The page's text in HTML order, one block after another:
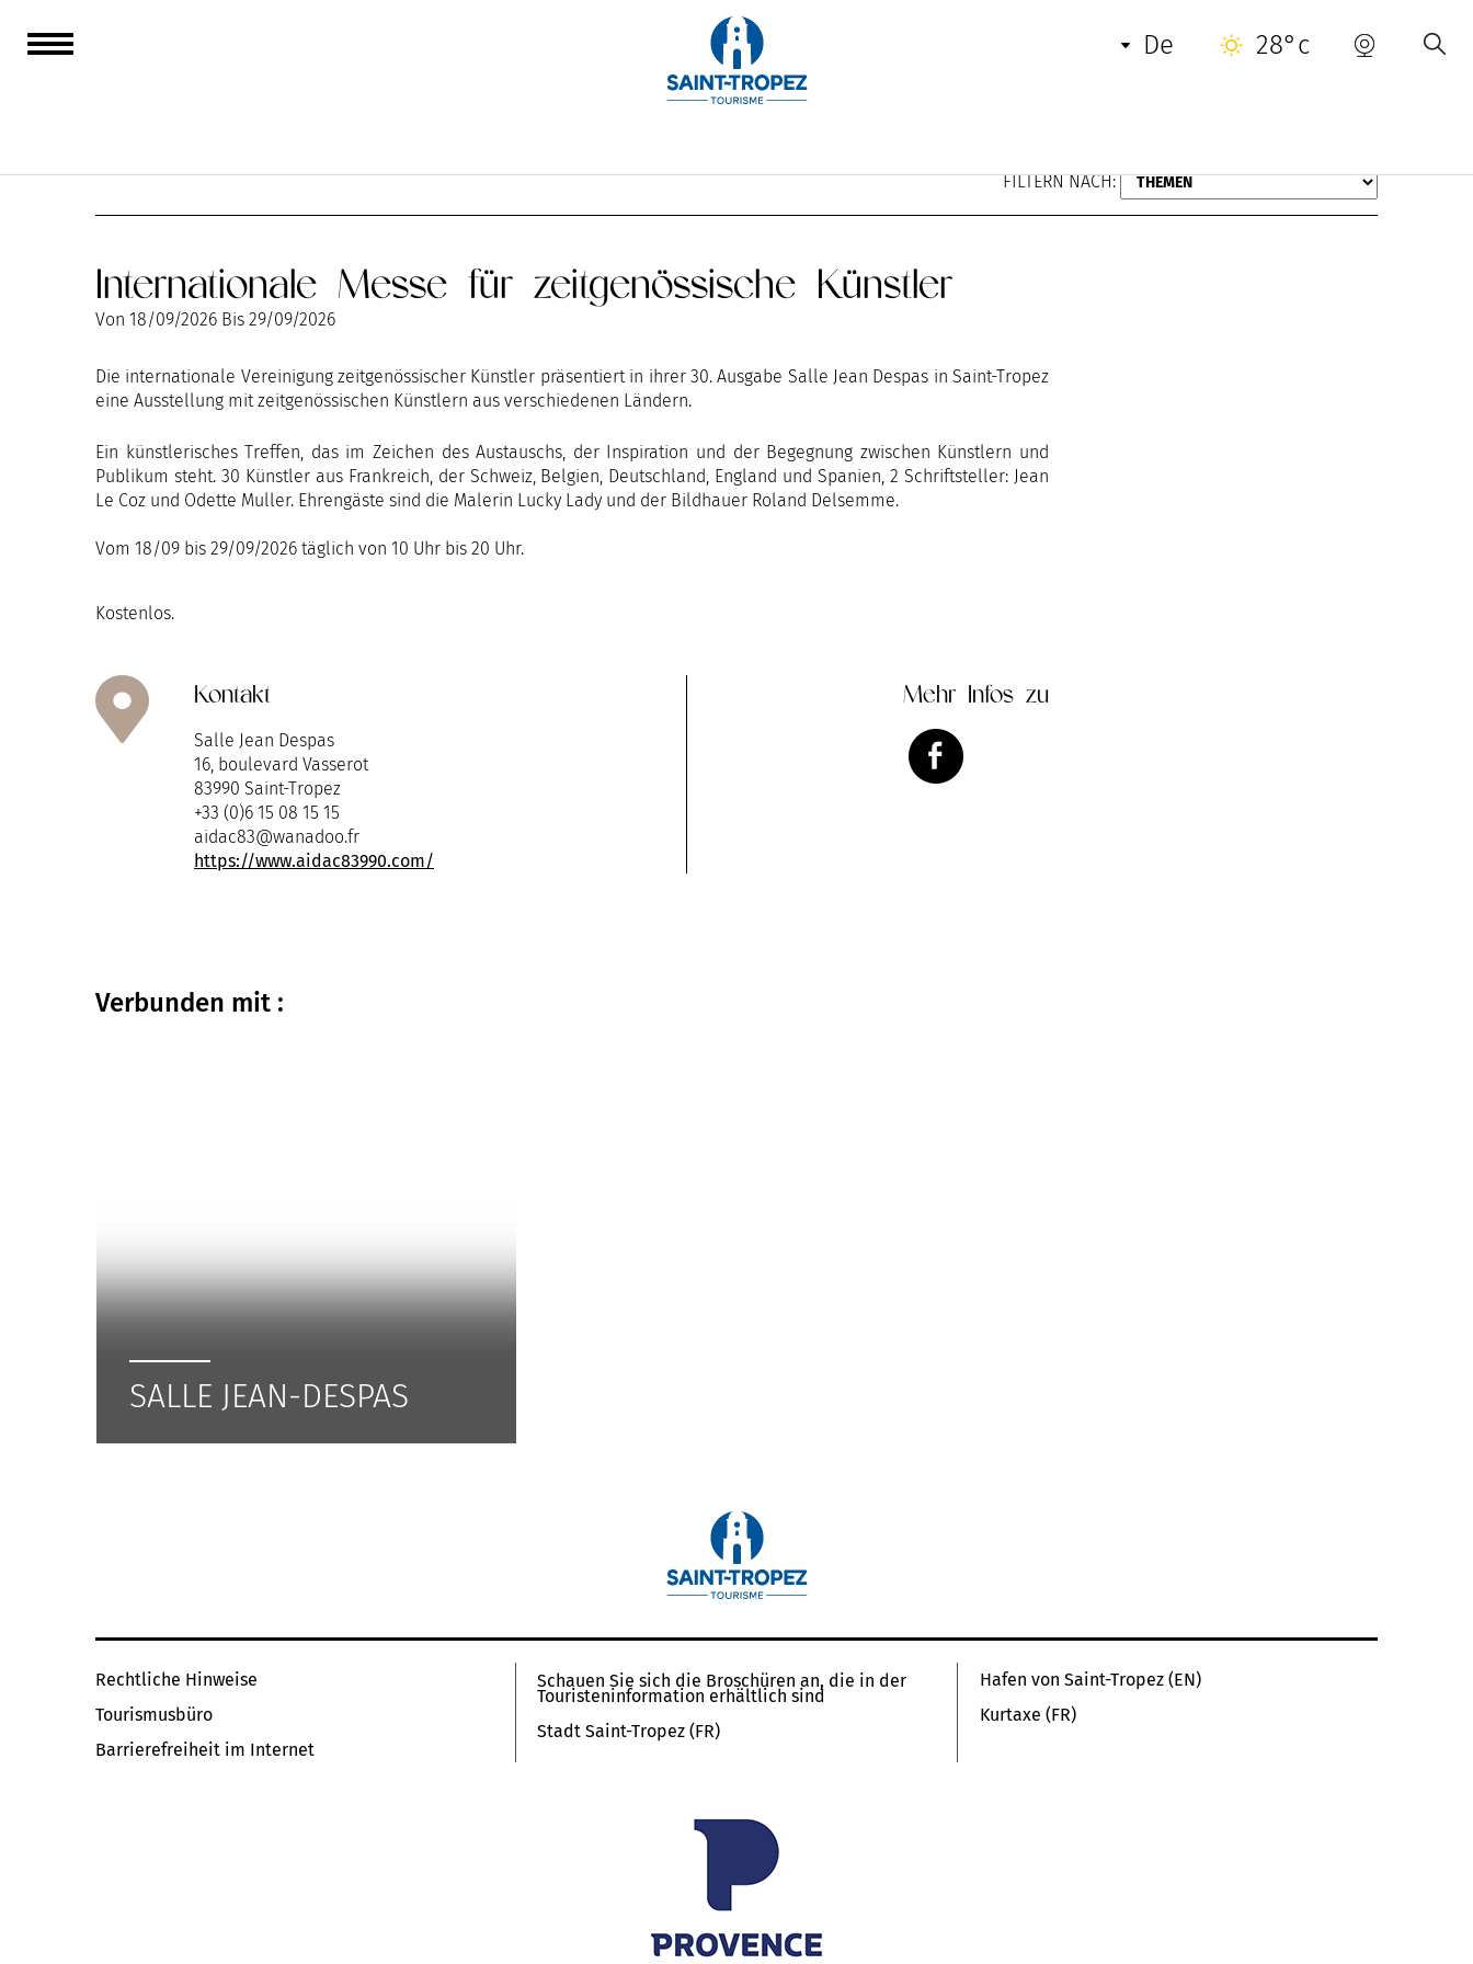
de 28°c
NOVEMBER
FILTERN NACH:
Internationale Messe für zeitgenössische Künstler
Von 18/09/2026 Bis 29/09/2026
Die internationale Vereinigung zeitgenössischer Künstler präsentiert in ihrer 30. Ausgabe Salle Jean Despas in Saint-Tropez
eine Ausstellung mit zeitgenössischen Künstlern aus verschiedenen Ländern.
Ein künstlerisches Treffen, das im Zeichen des Austauschs, der Inspiration und der Begegnung zwischen Künstlern und
Publikum steht. 30 Künstler aus Frankreich, der Schweiz, Belgien, Deutschland, England und Spanien, 2 Schriftsteller: Jean
Le Coz und Odette Muller. Ehrengäste sind die Malerin Lucky Lady und der Bildhauer Roland Delsemme.
Vom 18/09 bis 29/09/2026 täglich von 10 Uhr bis 20 Uhr.
Kostenlos.
Mehr Infos zu
Kontakt
Salle Jean Despas
16, boulevard Vasserot
83990 Saint-Tropez
+33 (0)6 15 08 15 15
aidac83@wanadoo.fr
https://www.aidac83990.com/
Verbunden mit :
SALLE JEAN-DESPAS
Rechtliche Hinweise
Tourismusbüro
Barrierefreiheit im Internet
Schauen Sie sich die Broschüren an, die in der
Touristeninformation erhältlich sind
Stadt Saint-Tropez (FR)
Hafen von Saint-Tropez (EN)
Kurtaxe (FR)